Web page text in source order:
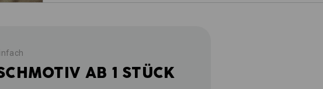
AB 1 STÜCK